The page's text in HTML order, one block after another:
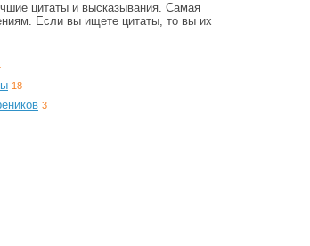
цитаты и высказывания. Самая
Если вы ищете цитаты, то вы их
18
3